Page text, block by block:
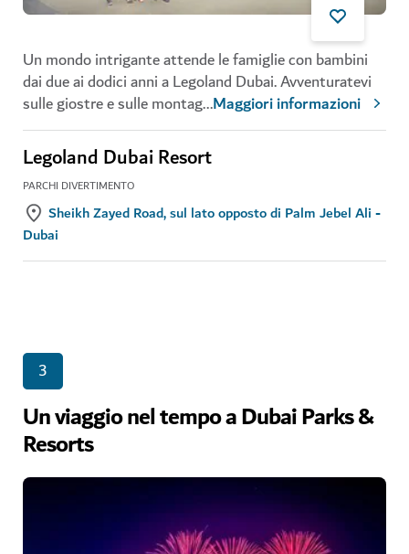
Un mondo intrigante attende le famiglie con bambini
dai due ai dodici anni a Legoland Dubai. Avventuratevi
sulle giostre e sulle montag...Maggiori informazioni
Legoland Dubai Resort
PARCHI DIVERTIMENTO
Sheikh Zayed Road, sul lato opposto di Palm Jebel Ali -
Dubai
3
Un viaggio nel tempo a Dubai Parks &
Resorts